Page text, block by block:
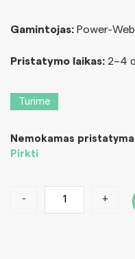
Gamintojas: Power-
Pristatymo laikas: 2–4
Turime
Nemokamas
Pirkti
- +